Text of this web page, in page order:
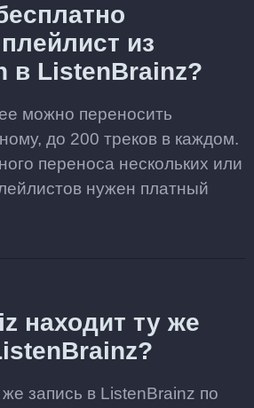
из
в ListenBrainz?
можно переносить
до 200 треков в каждом.
переноса нескольких или
нужен платный
находит ту же
запись в ListenBrainz по